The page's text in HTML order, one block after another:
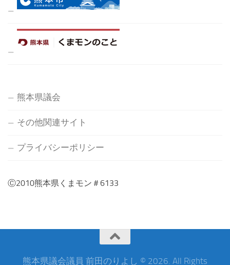
熊本県議会
その他関連サイト
プライバシーポリシー
Ⓒ2010熊本県くまモン＃6133
熊本県議会議員 前田のりよし © 2026. All Rights